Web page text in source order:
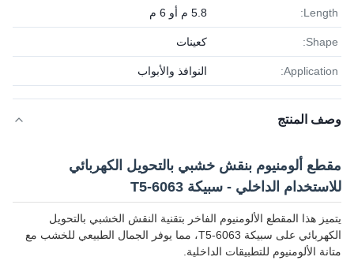
Length: 5.8 م أو 6 م
Shape: كعينات
Application: النوافذ والأبواب
وصف المنتج
مقطع ألومنيوم بنقش خشبي بالتحويل الكهربائي
للاستخدام الداخلي - سبيكة 6063-T5
يتميز هذا المقطع الألومنيوم الفاخر بتقنية النقش الخشبي بالتحويل
الكهربائي على سبيكة 6063-T5، مما يوفر الجمال الطبيعي للخشب مع
متانة الألومنيوم للتطبيقات الداخلية.